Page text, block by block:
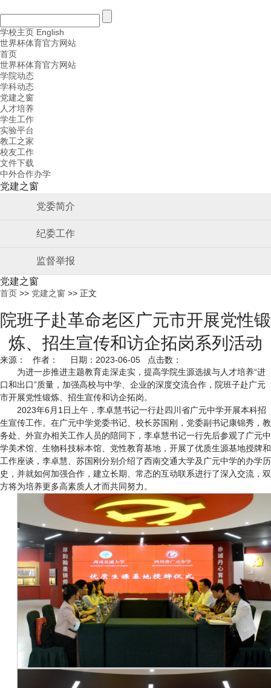
学校主页 English
世界杯体育官方网站
首页
世界杯体育官方网站
学院动态
学科动态
党建之窗
人才培养
学生工作
实验平台
教工之家
校友工作
文件下载
中外合作办学
党建之窗
党委简介
纪委工作
监督举报
党建之窗
首页 >> 党建之窗 >> 正文
院班子赴革命老区广元市开展党性锻
炼、招生宣传和访企拓岗系列活动
来源： 作者： 日期：2023-06-05 点击数：
为进一步推进主题教育走深走实，提高学院生源选拔与人才培养“进
口和出口”质量，加强高校与中学、企业的深度交流合作，院班子赴广元
市开展党性锻炼、招生宣传和访企拓岗。
2023年6月1日上午，李卓慧书记一行赴四川省广元中学开展本科招
生宣传工作。在广元中学党委书记、校长苏国刚，党委副书记康锦秀，教
务处、外宣办相关工作人员的陪同下，李卓慧书记一行先后参观了广元中
学美术馆、生物科技标本馆、党性教育基地，开展了优质生源基地授牌和
工作座谈，李卓慧、苏国刚分别介绍了西南交通大学及广元中学的办学历
史，并就如何加强合作，建立长期、常态的互动联系进行了深入交流，双
方将为培养更多高素质人才而共同努力。